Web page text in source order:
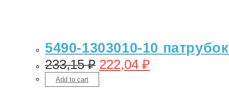
5490-1303010-10
233,15₽ 222,04 ₽
Add to cart